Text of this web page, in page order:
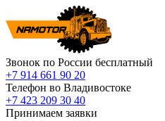
Звонок по России бесплатный
+7 914 661 90 20
Телефон во Владивостоке
+7 423 209 30 40
Принимаем заявки